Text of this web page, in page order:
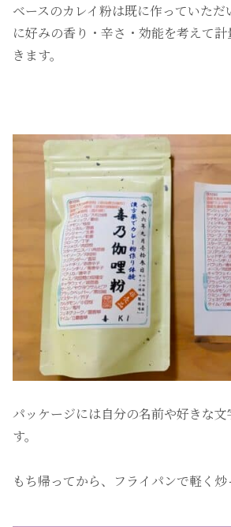
ベースのカレイ粉は既に作っていただ
に好みの香り・辛さ・効能を考えて
きます。
パッケージには自分の名前や好きな
す。
もち帰ってから、フライパンで軽く炒